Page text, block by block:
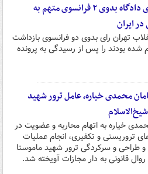
صدور رای دادگاه بدوی ۲ فرانسوی متهم به
ایران
تهران رای بدوی دو فرانسوی بازداشت
بودند را پس از رسیدگی به پرونده
محمدی خیاره، عامل ترور شهید
خیاره به اتهام محاربه و عضویت در
تروریستی و تکفیری، انجام عملیات
طراحی و سرکردگی ترور شهید ماموستا
قانونی به دار مجازات آویخته شد.